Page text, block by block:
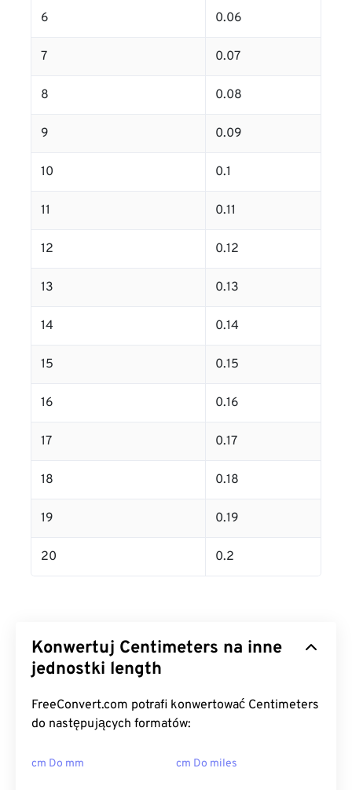
6 0.06
7 0.07
8 0.08
9 0.09
10 0.1
11 0.11
12 0.12
13 0.13
14 0.14
15 0.15
16 0.16
17 0.17
18 0.18
19 0.19
20 0.2
Konwertuj Centimeters na inne
jednostki length
FreeConvert.com potrafi konwertować Centimeters
do następujących formatów:
cm Do mm cm Do miles